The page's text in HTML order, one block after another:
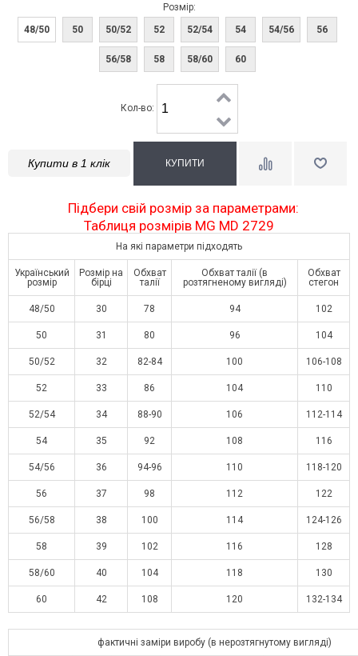
Розмір:
48/50
50 50/52 52 52/54 54 54/56 56
56/58 58 58/60 60
Кол-во:
Купити в 1 клік
Підбери свій розмір за параметрами:
Таблиця розмірів MG MD 2729
На які параметри підходять
Український
розмір
Розмір на
бірці
Обхват
талії
Обхват талії (в
розтягненому вигляді)
Обхват
стегон
48/50 30 78 94 102
50 31 80 96 104
50/52 32 82-84 100 106-108
52 33 86 104 110
52/54 34 88-90 106 112-114
54 35 92 108 116
54/56 36 94-96 110 118-120
56 37 98 112 122
56/58 38 100 114 124-126
58 39 102 116 128
58/60 40 104 118 130
60 42 108 120 132-134
фактичні заміри виробу (в нерозтягнутому вигляді)